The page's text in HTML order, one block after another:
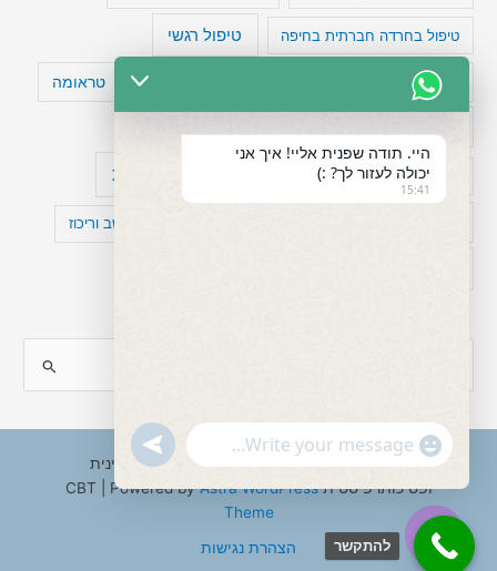
טיפול בחרדה חברתית בחיפה טיפול רגשי
טיפול תרופתי להפרעת קשב טעויות חשיבה טראומה
מפורסמים עם הפרעת קשב עיצות
קומורבידיות להפרעת קשב וריכוז
a
c
f
Copyright © 2026 ענבל טננבאום - עו"ס קלינית
ופסיכותרפיסטית CBT | Powered byAstra WordPress
Theme
הצהרת נגישות
להתקשר
היי. תודה שפנית אליי! איך אני
יכולה לעזור לך? :)
15:41
"+chaty_settings.lang.emoji_picker+"
WhatsApp
undefined